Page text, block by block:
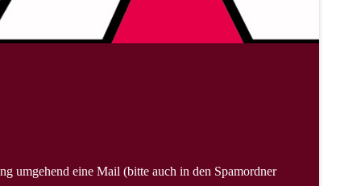
umgehend eine Mail (bitte auch in den Spamordner